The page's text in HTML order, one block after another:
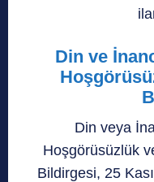
Din ve
Din veya
Hoşgörüsüzlük ve
Bildirgesi, 25